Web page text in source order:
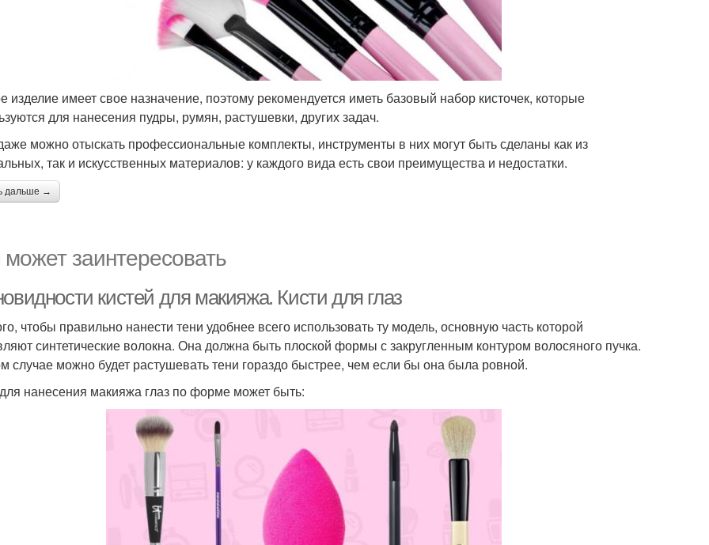
изделие имеет свое назначение, поэтому рекомендуется иметь базовый набор кисточек, которые
для нанесения пудры, румян, растушевки, других задач.
можно отыскать профессиональные комплекты, инструменты в них могут быть сделаны как из
так и искусственных материалов: у каждого вида есть свои преимущества и недостатки.
дальше →
заинтересовать
кистей для макияжа. Кисти для глаз
чтобы правильно нанести тени удобнее всего использовать ту модель, основную часть которой
синтетические волокна. Она должна быть плоской формы с закругленным контуром волосяного пучка.
случае можно будет растушевать тени гораздо быстрее, чем если бы она была ровной.
нанесения макияжа глаз по форме может быть: